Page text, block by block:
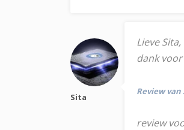
Sita
Lieve
dank
Review van
review